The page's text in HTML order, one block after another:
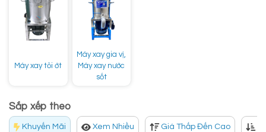
Máy xay tỏi ớt
Máy xay gia vị,
Máy xay nước
sốt
Sắp xếp theo
Khuyến Mãi Xem Nhiều Giá Thấp Đến Cao